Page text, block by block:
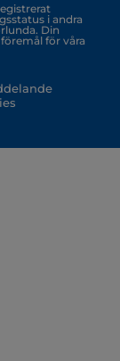
i andra
Din
för våra